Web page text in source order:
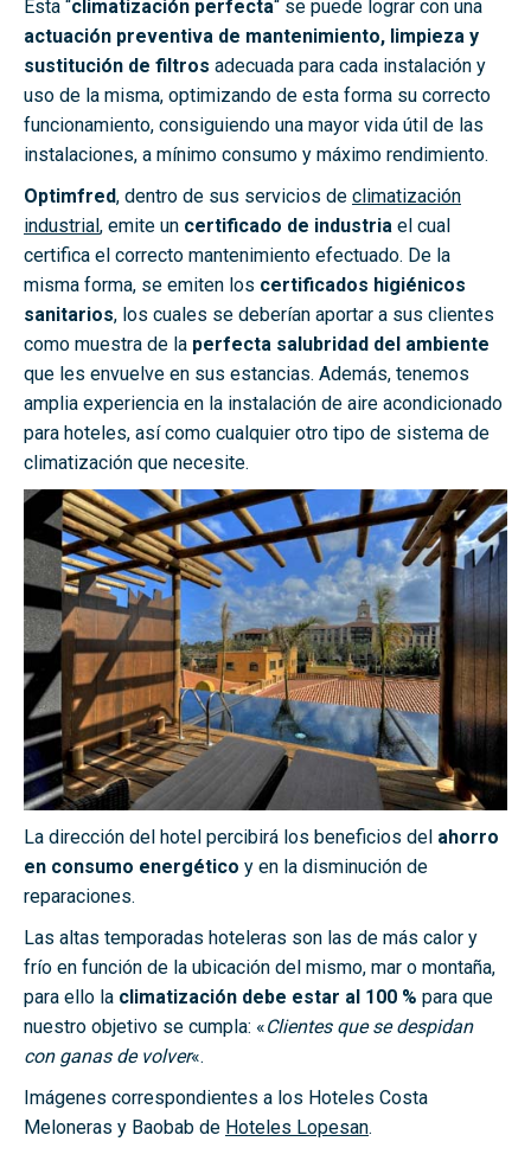
Esta “climatización perfecta“ se puede lograr con una
actuación preventiva de mantenimiento, limpieza y
sustitución de filtros adecuada para cada instalación y
uso de la misma, optimizando de esta forma su correcto
funcionamiento, consiguiendo una mayor vida útil de las
instalaciones, a mínimo consumo y máximo rendimiento.
Optimfred, dentro de sus servicios de climatización
industrial, emite un certificado de industria el cual
certifica el correcto mantenimiento efectuado. De la
misma forma, se emiten los certificados higiénicos
sanitarios, los cuales se deberían aportar a sus clientes
como muestra de la perfecta salubridad del ambiente
que les envuelve en sus estancias. Además, tenemos
amplia experiencia en la instalación de aire acondicionado
para hoteles, así como cualquier otro tipo de sistema de
climatización que necesite.
La dirección del hotel percibirá los beneficios del ahorro
en consumo energético y en la disminución de
reparaciones.
Las altas temporadas hoteleras son las de más calor y
frío en función de la ubicación del mismo, mar o montaña,
para ello la climatización debe estar al 100 % para que
nuestro objetivo se cumpla: «Clientes que se despidan
con ganas de volver«.
Imágenes correspondientes a los Hoteles Costa
Meloneras y Baobab de Hoteles Lopesan.